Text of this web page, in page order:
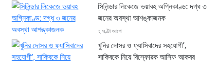
সিলিন্ডার লিকেজে ভয়াবহ অগ্নিকাণ্ড: দগ্ধ ৩
জনের অবস্থা আশঙ্কাজনক
২ ঘণ্টা আগে
খুনির দোসর ও ফ্যাসিবাদের সহযোগী’,
সাকিবকে নিয়ে বিস্ফোরক আসিফ আকবর